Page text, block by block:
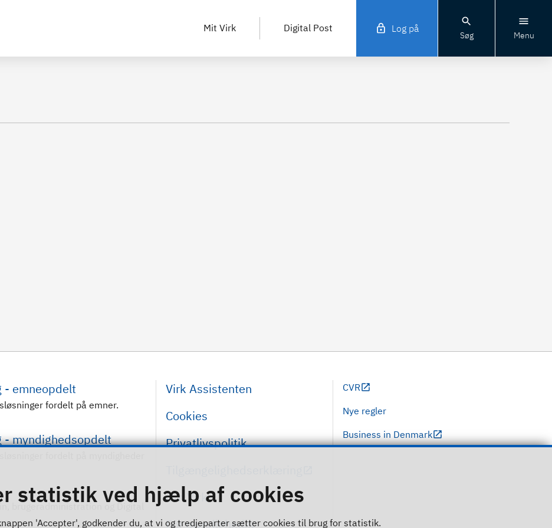
statistik ved hjælp af cookies
'Accepter', godkender du, at vi og tredjeparter sætter cookies til brug for statistik.
Mit Virk
Digital Post Log på
Søg Menu
- emneopdelt
fordelt på emner.
- myndighedsopdelt
Virk Assistenten
Cookies
Privatlivspolitik
Om Virk
For myndigheder
CVR
Nye regler
Business in Denmark